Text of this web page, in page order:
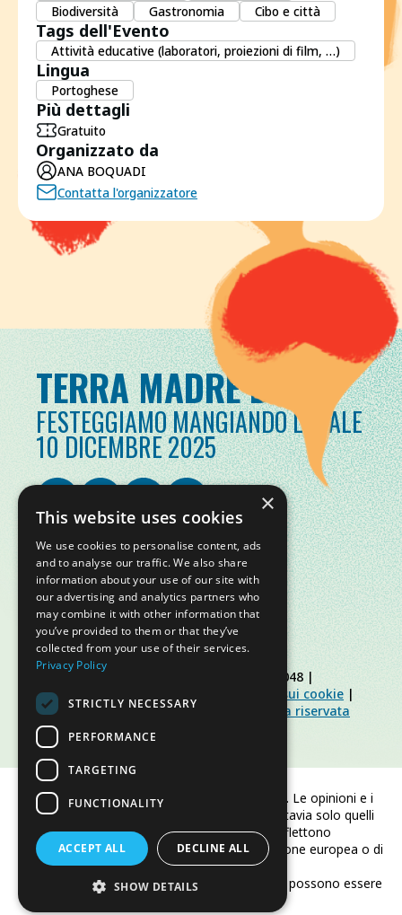
Biodiversità
Gastronomia Cibo e città
Tags dell'Evento
Attività educative (laboratori, proiezioni di film, …)
Lingua
Portoghese
Più dettagli
Gratuito
Organizzato da
ANA BOQUADI
Contatta l'organizzatore
TERRA MADRE DAY
FESTEGGIAMO MANGIANDO LOCALE
10 DICEMBRE 2025
© Slow Food Foundation | C.F. 91019770048 |
Informativa sulla privacy
Informativa sui cookie |
Slow Food Foundation|Linee guida area riservata
Finanziato dall'Unione europea. Le opinioni e i
punti di vista espressi sono tuttavia solo quelli
dell'autore/degli autori e non riflettono
necessariamente quelli dell'Unione europea o di
CINEA.
Né l'Unione europea né CINEA possono essere
×
This website uses cookies
We use cookies to personalise content, ads
and to analyse our traffic. We also share
information about your use of our site with
our advertising and analytics partners who
may combine it with other information that
you’ve provided to them or that they’ve
collected from your use of their services.
Privacy Policy
STRICTLY NECESSARY
PERFORMANCE
TARGETING
FUNCTIONALITY
ACCEPT ALL DECLINE ALL
SHOW DETAILS